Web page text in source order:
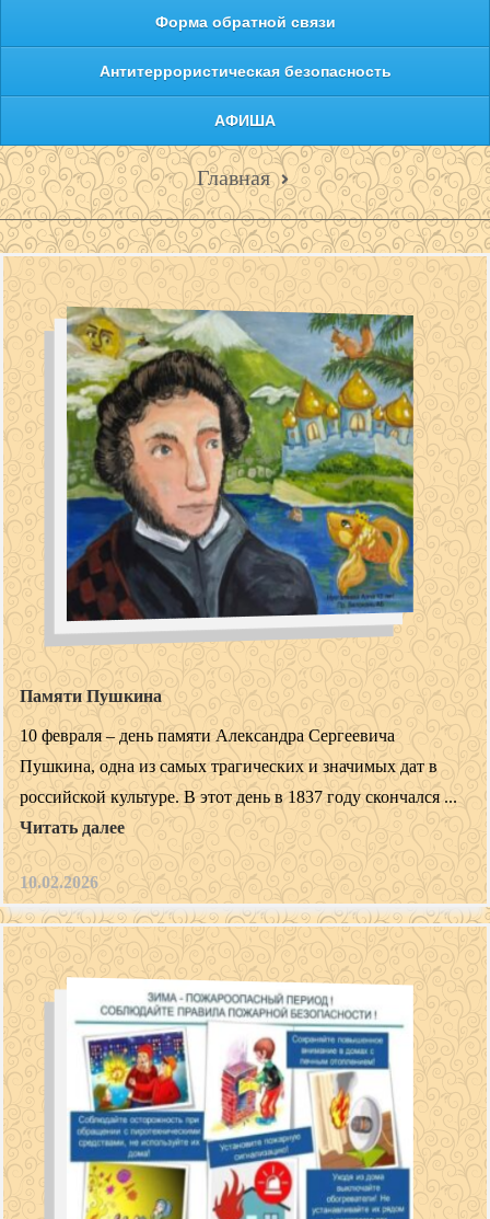
Форма обратной связи
Антитеррористическая безопасность
АФИША
Главная
Памяти Пушкина
10 февраля – день памяти Александра Сергеевича
Пушкина, одна из самых трагических и значимых дат в
российской культуре. В этот день в 1837 году скончался ...
Читать далее
10.02.2026